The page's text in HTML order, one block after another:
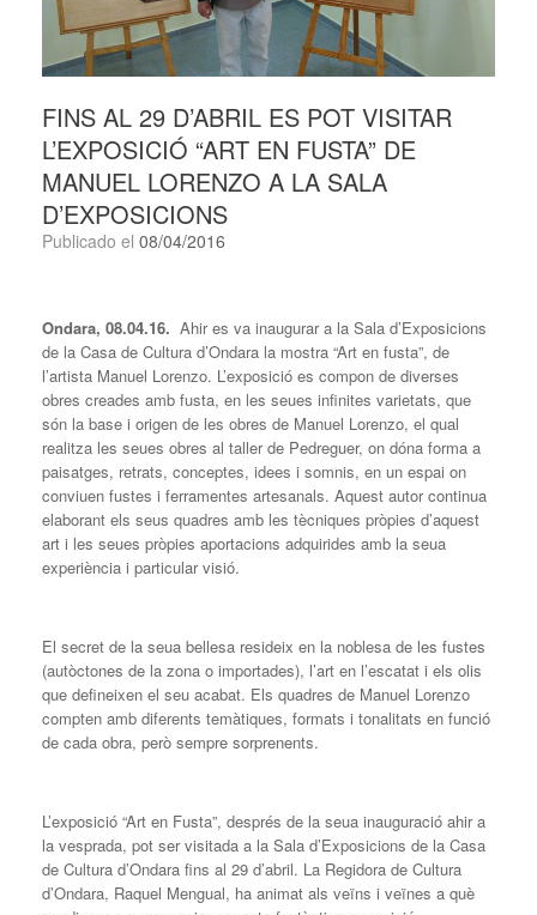
FINS AL 29 D’ABRIL ES POT VISITAR
L’EXPOSICIÓ “ART EN FUSTA” DE
MANUEL LORENZO A LA SALA
D’EXPOSICIONS
Publicado el 08/04/2016
Ondara, 08.04.16. Ahir es va inaugurar a la Sala d’Exposicions
de la Casa de Cultura d’Ondara la mostra “Art en fusta”, de
l’artista Manuel Lorenzo. L’exposició es compon de diverses
obres creades amb fusta, en les seues infinites varietats, que
són la base i origen de les obres de Manuel Lorenzo, el qual
realitza les seues obres al taller de Pedreguer, on dóna forma a
paisatges, retrats, conceptes, idees i somnis, en un espai on
conviuen fustes i ferramentes artesanals. Aquest autor continua
elaborant els seus quadres amb les tècniques pròpies d’aquest
art i les seues pròpies aportacions adquirides amb la seua
experiència i particular visió.
El secret de la seua bellesa resideix en la noblesa de les fustes
(autòctones de la zona o importades), l’art en l’escatat i els olis
que defineixen el seu acabat. Els quadres de Manuel Lorenzo
compten amb diferents temàtiques, formats i tonalitats en funció
de cada obra, però sempre sorprenents.
L’exposició “Art en Fusta”, després de la seua inauguració ahir a
la vesprada, pot ser visitada a la Sala d’Exposicions de la Casa
de Cultura d’Ondara fins al 29 d’abril. La Regidora de Cultura
d’Ondara, Raquel Mengual, ha animat als veïns i veïnes a què